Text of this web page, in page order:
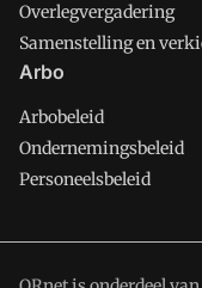
Overlegvergadering
Samenstelling en
Arbo
Arbobeleid
Ondernemingsbeleid
Personeelsbeleid